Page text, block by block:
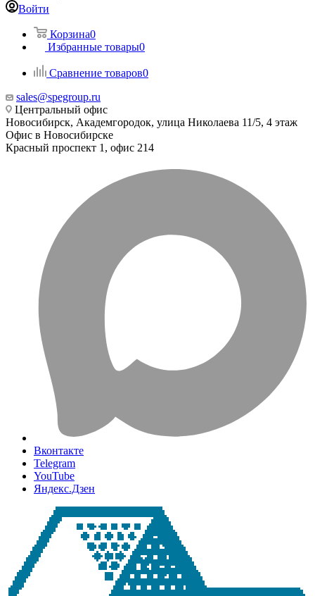
Войти
Корзина0
Избранные товары0
Сравнение товаров0
sales@spegroup.ru
Центральный офис
Новосибирск, Академгородок, улица Николаева 11/5, 4 этаж
Офис в Новосибирске
Красный проспект 1, офис 214
Вконтакте
Telegram
YouTube
Яндекс.Дзен